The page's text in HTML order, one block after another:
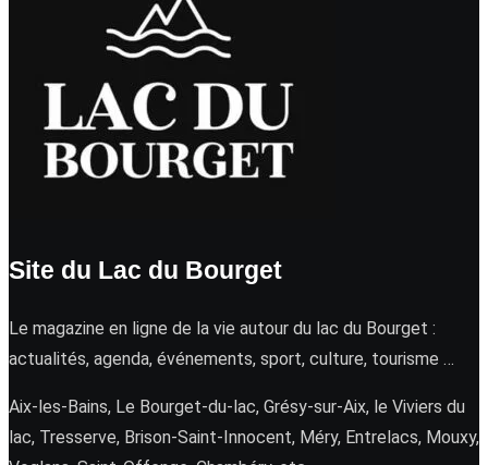
Site du Lac du Bourget
Le magazine en ligne de la vie autour du lac du Bourget :
actualités, agenda, événements, sport, culture, tourisme …
Aix-les-Bains, Le Bourget-du-lac, Grésy-sur-Aix, le Viviers du
lac, Tresserve, Brison-Saint-Innocent, Méry, Entrelacs, Mouxy,